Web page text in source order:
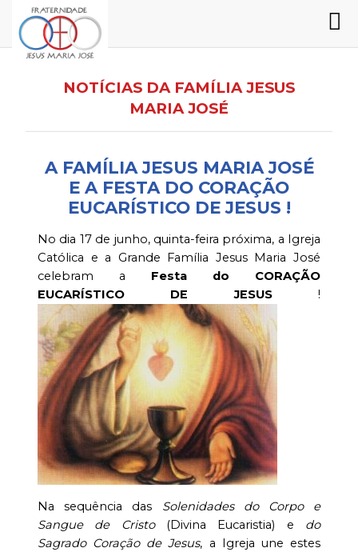
NOTÍCIAS DA FAMÍLIA JESUS
MARIA JOSÉ
A FAMÍLIA JESUS MARIA JOSÉ
E A FESTA DO CORAÇÃO
EUCARÍSTICO DE JESUS !
No dia 17 de junho, quinta-feira próxima, a Igreja
Católica e a Grande Família Jesus Maria José
celebram a Festa do CORAÇÃO
EUCARÍSTICO DE JESUS !
Na sequência das Solenidades do Corpo e
Sangue de Cristo(Divina Eucaristia) e do
Sagrado Coração de Jesus, a Igreja une estes